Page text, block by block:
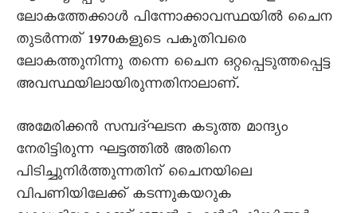
ലോകത്തേക്കാൾ പിന്നോക്കാവസ്ഥയിൽ ചെെന
തുടർന്നത് 1970കളുടെ പകുതിവരെ
ലോകത്തുനിന്നു തന്നെ ചെെന ഒറ്റപ്പെടുത്തപ്പെട്ട
അവസ്ഥയിലായിരുന്നതിനാലാണ്.
അമേരിക്കൻ സമ്പദ്ഘടന കടുത്ത മാന്ദ്യം
നേരിട്ടിരുന്ന ഘട്ടത്തിൽ അതിനെ
പിടിച്ചുനിർത്തുന്നതിന് ചെെനയിലെ
വിപണിയിലേക്ക് കടന്നുകയറുക